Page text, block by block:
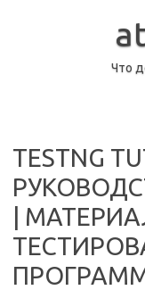
Что
TESTNG
|